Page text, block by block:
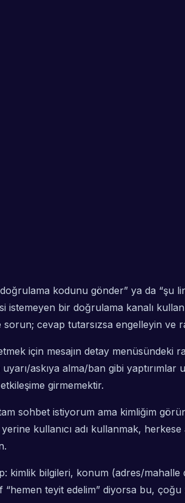
kodunu gönder” ya da “şu
istemeyen bir doğrulama kanalı
cevap tutarsızsa engelleyin ve
için mesajın detay menüsündeki
askıya alma/ban gibi yaptırımlar
girmemektir.
sohbet istiyorum ama kimliğim
kullanıcı adı kullanmak,
kimlik bilgileri, konum (adres/
teyit edelim” diyorsa bu, çoğu